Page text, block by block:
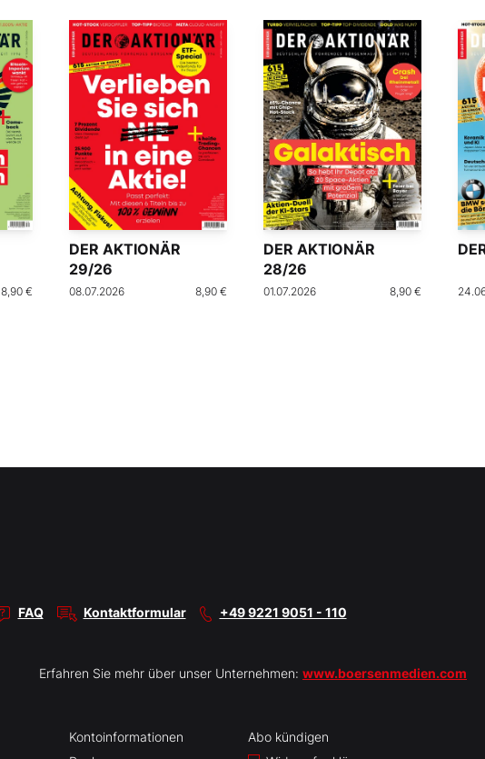
8,90 €
DER AKTIONÄR
29/26
08.07.2026 8,90 €
DER AKTIONÄR
28/26
01.07.2026 8,90 €
FAQ Kontaktformular +49 9221 9051 - 110
Erfahren Sie mehr über unser Unternehmen: www.boersenmedien.com
Kontoinformationen
Abo kündigen